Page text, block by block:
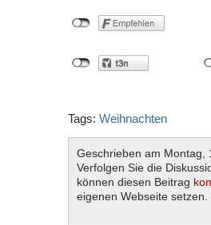
Tags: Weihnachten
Geschrieben am
Verfolgen Sie die
können diesen Beitrag
eigenen Webseite setzen.